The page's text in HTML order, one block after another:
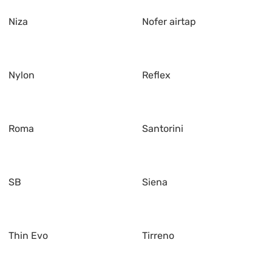
Niza Nofer airtap
Nylon Reflex
Roma Santorini
SB Siena
Thin Evo Tirreno